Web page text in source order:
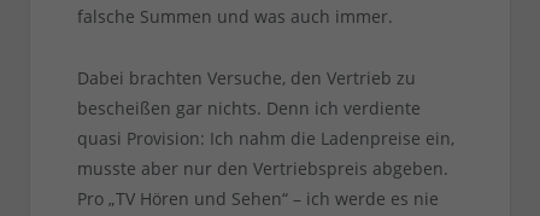
falsche Summen und was auch immer.
Dabei brachten Versuche, den Vertrieb zu
bescheißen gar nichts. Denn ich verdiente
quasi Provision: Ich nahm die Ladenpreise ein,
musste aber nur den Vertriebspreis abgeben.
Pro „TV Hören und Sehen“ – ich werde es nie